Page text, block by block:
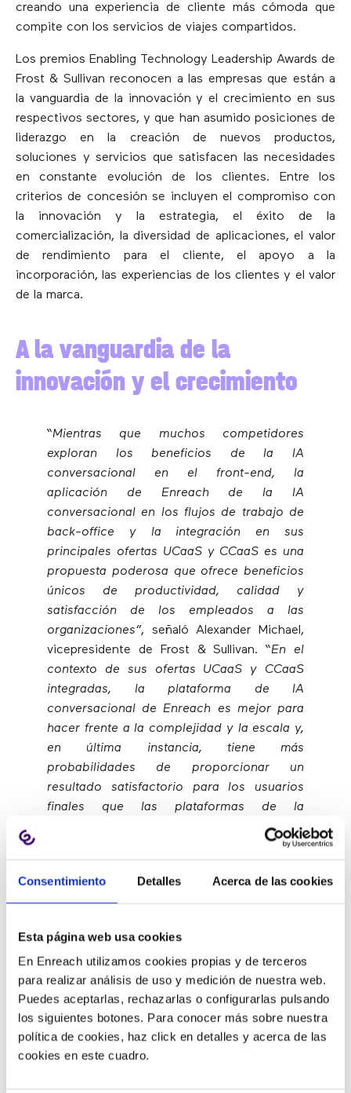
Consentimiento Detalles Acerca de las cookies
Esta página web usa cookies
En Enreach utilizamos cookies propias y de terceros
para realizar análisis de uso y medición de nuestra web.
Puedes aceptarlas, rechazarlas o configurarlas pulsando
los siguientes botones. Para conocer más sobre nuestra
política de cookies, haz click en detalles y acerca de las
cookies en este cuadro.
creando una experiencia de cliente más cómoda que
compite con los servicios de viajes compartidos.
Los premios Enabling Technology Leadership Awards de
Frost & Sullivan reconocen a las empresas que están a
la vanguardia de la innovación y el crecimiento en sus
respectivos sectores, y que han asumido posiciones de
liderazgo en la creación de nuevos productos,
soluciones y servicios que satisfacen las necesidades
en constante evolución de los clientes. Entre los
criterios de concesión se incluyen el compromiso con
la innovación y la estrategia, el éxito de la
comercialización, la diversidad de aplicaciones, el valor
de rendimiento para el cliente, el apoyo a la
incorporación, las experiencias de los clientes y el valor
de la marca.
A la vanguardia de la
innovación y el crecimiento
“Mientras que muchos competidores
exploran los beneficios de la IA
conversacional en el front-end, la
aplicación de Enreach de la IA
conversacional en los flujos de trabajo de
back-office y la integración en sus
principales ofertas UCaaS y CCaaS es una
propuesta poderosa que ofrece beneficios
únicos de productividad, calidad y
satisfacción de los empleados a las
organizaciones”, señaló Alexander Michael,
vicepresidente de Frost & Sullivan.“En el
contexto de sus ofertas UCaaS y CCaaS
integradas, la plataforma de IA
conversacional de Enreach es mejor para
hacer frente a la complejidad y la escala y,
en última instancia, tiene más
probabilidades de proporcionar un
resultado satisfactorio para los usuarios
finales que las plataformas de la
Capacitar a las empresas para
mejorar la productividad y la
experiencia del cliente
“Nos sentimos muy honrados de recibir
este premio de Frost & Sullivan, que valida
nuestra filosofía de que la misión global de
Enreach es ofrecer soluciones atractivas